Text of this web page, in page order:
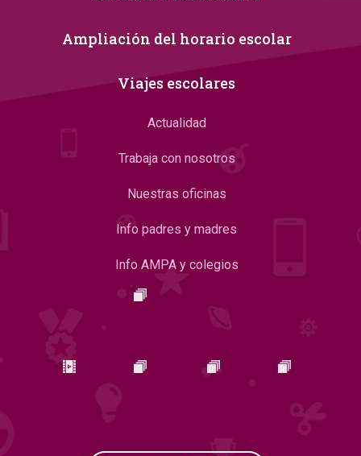
Ampliación del horario escolar
Viajes escolares
Actualidad
Trabaja con nosotros
Nuestras oficinas
Info padres y madres
Info AMPA y colegios